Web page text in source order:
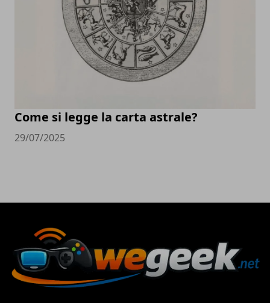
Come si legge la carta astrale?
29/07/2025